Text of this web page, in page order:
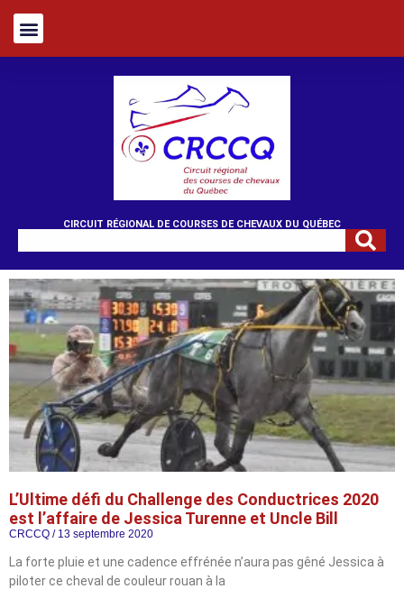
CIRCUIT RÉGIONAL DE COURSES DE CHEVAUX DU QUÉBEC
L’Ultime défi du Challenge des Conductrices 2020
est l’affaire de Jessica Turenne et Uncle Bill
CRCCQ 13 septembre 2020
La forte pluie et une cadence effrénée n’aura pas gêné Jessica à
piloter ce cheval de couleur rouan à la